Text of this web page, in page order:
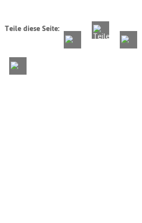
Teile diese Seite: